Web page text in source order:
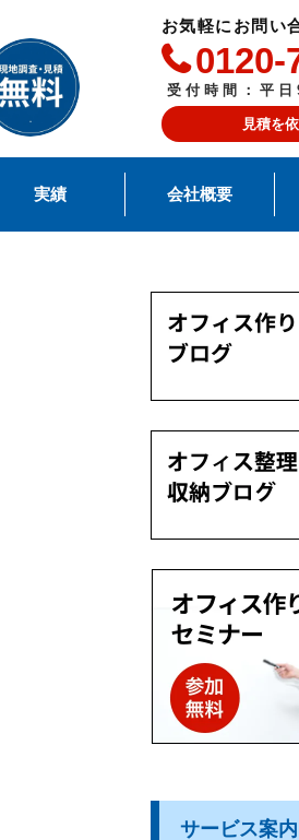
お気軽にお問い
0120-
受付時間：平
見積を
実績 会社概要
サービス案内